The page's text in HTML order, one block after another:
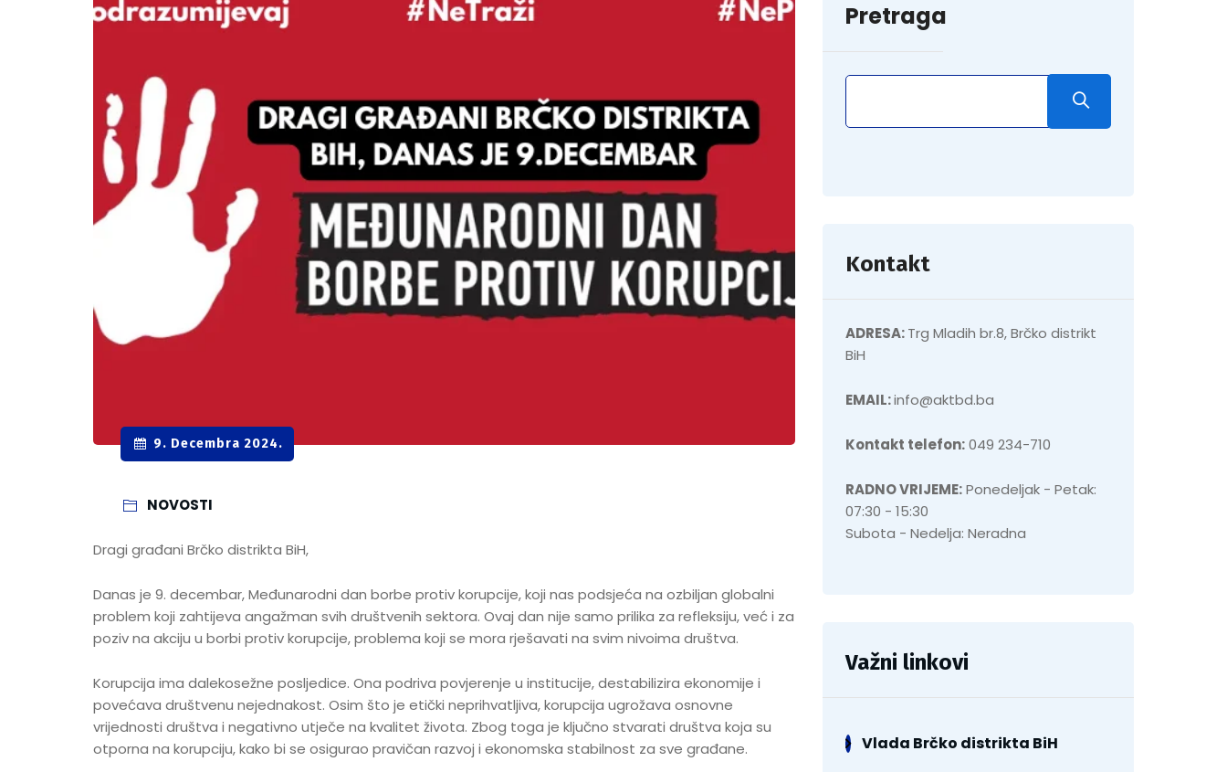
9. Decembra 2024.
NOVOSTI
Dragi građani Brčko distrikta BiH,
Danas je 9. decembar, Međunarodni dan borbe protiv korupcije, koji nas podsjeća na ozbiljan globalni
problem koji zahtijeva angažman svih društvenih sektora. Ovaj dan nije samo prilika za refleksiju, već i za
poziv na akciju u borbi protiv korupcije, problema koji se mora rješavati na svim nivoima društva.
Korupcija ima dalekosežne posljedice. Ona podriva povjerenje u institucije, destabilizira ekonomije i
povećava društvenu nejednakost. Osim što je etički neprihvatljiva, korupcija ugrožava osnovne
vrijednosti društva i negativno utječe na kvalitet života. Zbog toga je ključno stvarati društva koja su
otporna na korupciju, kako bi se osigurao pravičan razvoj i ekonomska stabilnost za sve građane.
Pretraga
Kontakt
ADRESA:Trg Mladih br.8, Brčko distrikt
BiH
EMAIL:info@aktbd.ba
Kontakt telefon:049 234-710
RADNO VRIJEME:Ponedeljak - Petak:
07:30 - 15:30
Subota - Nedelja: Neradna
Važni linkovi
Vlada Brčko distrikta BiH